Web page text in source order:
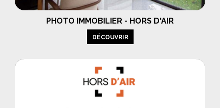
PHOTO IMMOBILIER - HORS D'AIR
DÉCOUVRIR